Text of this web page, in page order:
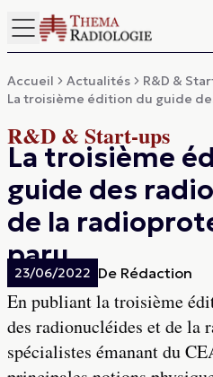
Accueil Actualités
R&D &
La troisième édition du guide
R&D & Start-ups
La troisième
guide des
de la
paru
23/06/2022 De Rédaction
En publiant la troisième
des radionucléides et de la
spécialistes émanant du